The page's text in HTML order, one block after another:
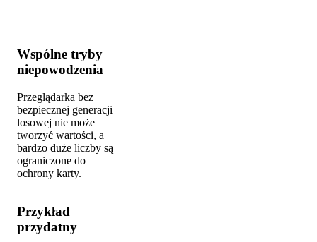
Wspólne tryby
niepowodzenia
Przeglądarka bez
bezpiecznej generacji
losowej nie może
tworzyć wartości, a
bardzo duże liczby są
ograniczone do
ochrony karty.
Przykład
przydatny